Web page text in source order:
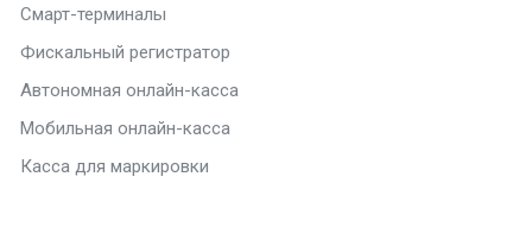
Смарт-терминалы
Фискальный регистратор
Автономная онлайн-касса
Мобильная онлайн-касса
Касса для маркировки